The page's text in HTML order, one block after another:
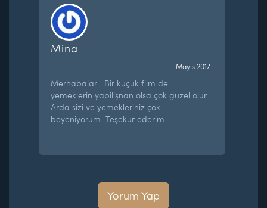
Mina
Mayıs 2017
Merhabalar . Bir kuçuk film de
yemeklerin yapilişnan olsa çok guzel olur.
Arda sizi ve yemekleriniz çok
beyeniyorum. Teşekur ederim
Yorum Yap